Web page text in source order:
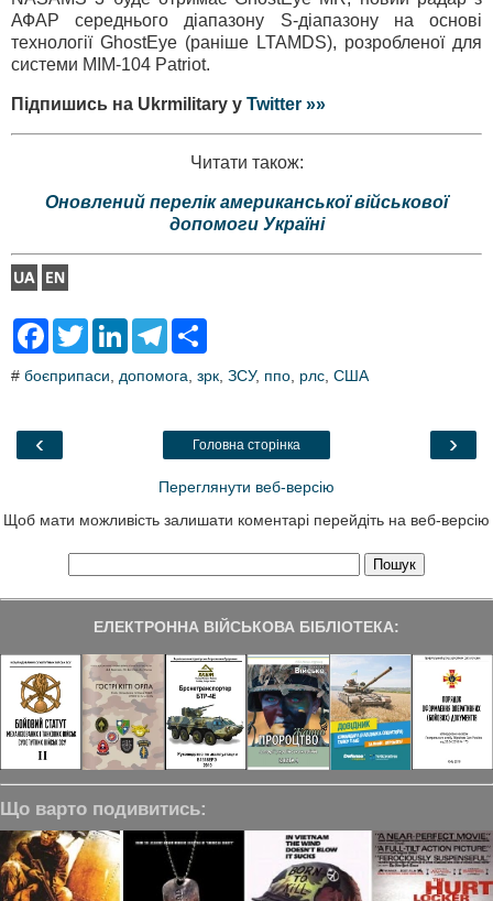
АФАР середнього діапазону S-діапазону на основі
технології GhostEye (раніше LTAMDS), розробленої для
системи MIM-104 Patriot.
Підпишись на Ukrmilitary у Twitter »»
Читати також:
Оновлений перелік американської військової
допомоги Україні
F
e
o
T
t
L
k
T
e
a
r
# боєприпаси допомога зрк ЗСУ, ппо рлс США
‹ ›
Головна сторінка
Переглянути веб-версію
Щоб мати можливість залишати коментарі перейдіть на веб-версію
ЕЛЕКТРОННА ВІЙСЬКОВА БІБЛІОТЕКА:
Що варто подивитись: